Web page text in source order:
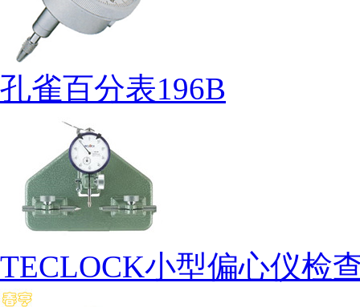
孔雀百分表196B
TECLOCK小型偏心仪检